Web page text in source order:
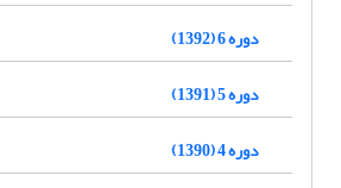
دوره 6 (1392)
دوره 5 (1391)
دوره 4 (1390)